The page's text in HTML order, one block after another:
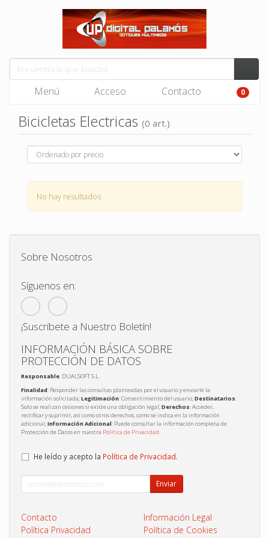
Menú Acceso Contacto 0
Bicicletas Electricas (0 art.)
No hay resultados.
Sobre Nosotros
Síguenos en:
¡Suscríbete a Nuestro Boletín!
INFORMACIÓN BÁSICA SOBRE
PROTECCIÓN DE DATOS
Responsable: DUALSOFT S.L.
Finalidad: Responder las consultas planteadas por el usuario y enviarle la
información solicitada;Legitimación: Consentimiento del usuario;Destinatarios:
Solo se realizan cesiones si existe una obligación legal;Derechos: Acceder,
rectificar y suprimir, así como otros derechos, como se indica en la información
adicional;Información Adicional: Puede consultar la información completa de
Protección de Datos en nuestra Política de Privacidad.
He leído y acepto la Política de Privacidad.
Enviar
Contacto
Información Legal
Política Privacidad
Política de Cookies